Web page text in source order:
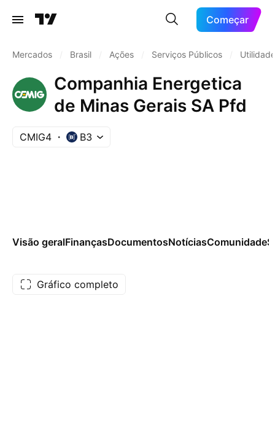
Começar
Mercados Brasil Ações Serviços Públicos
Companhia Energetica
de Minas Gerais SA Pfd
CMIG4 B3
Visão geralFinançasDocumentosNotíciasComunidade
Gráfico completo